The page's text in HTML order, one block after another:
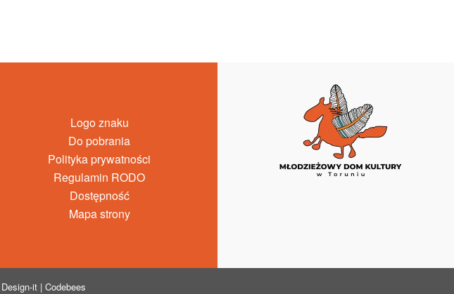
Logo znaku
Do pobrania
Polityka prywatności
Regulamin RODO
Dostępność
Mapa strony
it | Codebees